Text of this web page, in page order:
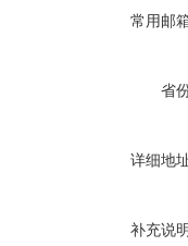
常用邮
省
详细地
补充说